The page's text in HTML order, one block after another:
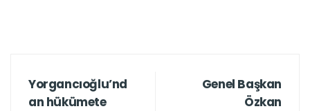
Yorgancıoğlu’nd
an hükümete
Genel Başkan
Özkan